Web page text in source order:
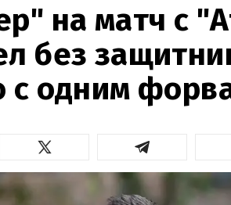
на матч с
без
с одним